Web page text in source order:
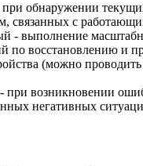
обнаружении
связанных с
- выполнение
по восстановлению и
(можно
при возникновении
негативных